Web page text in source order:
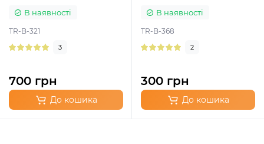
В наявності
TR-B-321
3
700 грн
До кошика
В наявності
TR-B-368
2
300 грн
До кошика